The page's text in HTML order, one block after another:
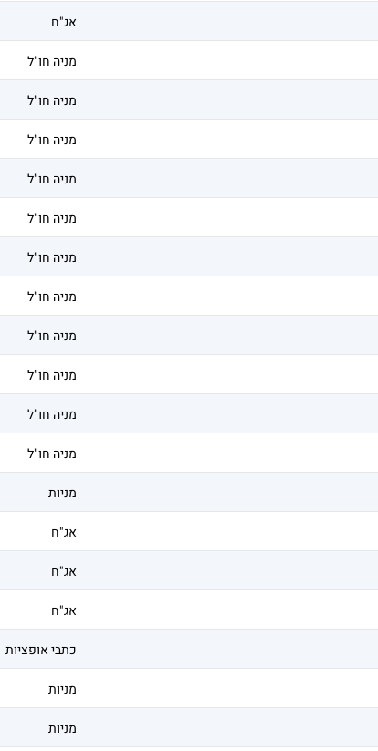
אג"ח
מניה חו"ל
מניה חו"ל
מניה חו"ל
מניה חו"ל
מניה חו"ל
מניה חו"ל
מניה חו"ל
מניה חו"ל
מניה חו"ל
מניה חו"ל
מניה חו"ל
מניות
אג"ח
אג"ח
אג"ח
כתבי אופציות
מניות
מניות